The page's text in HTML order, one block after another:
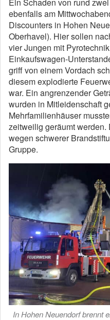
ebenfalls am
Discounters in Hohen
Oberhavel). Hier sollen
vier Jungen mit
Einkaufswagen-
griff von einem Vordach
diesem explodierte
war. Ein angrenzender
wurden in Mitleidenschaft
Mehrfamilienhäuser
zeitweilig geräumt
wegen schwerer
Gruppe.
In Hohen Neuendorf brennt